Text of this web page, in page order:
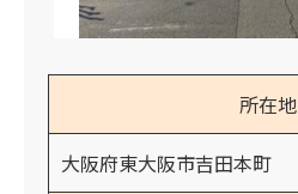
所在地
大阪府東大阪市吉田本町